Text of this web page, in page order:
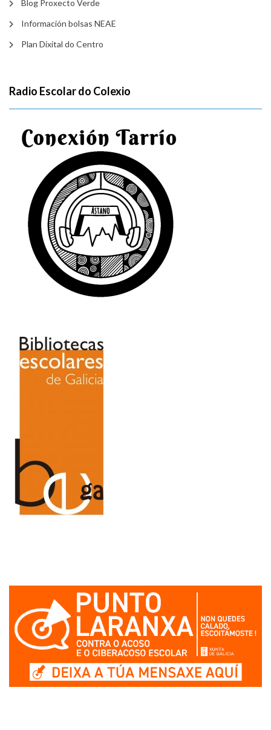
Blog Proxecto Verde
Información bolsas NEAE
Plan Dixital do Centro
Radio Escolar do Colexio